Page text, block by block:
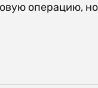
операцию,